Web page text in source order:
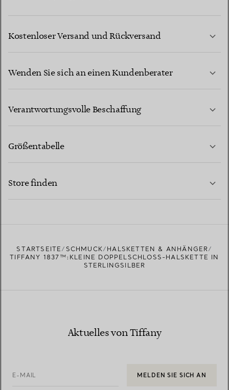
Kostenloser Versand und Rückversand
Wenden Sie sich an einen Kundenberater
Verantwortungsvolle Beschaffung
Größentabelle
Store finden
STARTSEITE SCHMUCK
HALSKETTEN & ANHÄNGER
TIFFANY 1837™:KLEINE DOPPELSCHLOSS-HALSKETTE IN
STERLINGSILBER
Aktuelles von Tiffany
E-MAIL MELDEN SIE SICH AN